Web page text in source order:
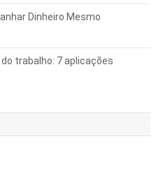
Dinheiro Mesmo
trabalho: 7 aplicações